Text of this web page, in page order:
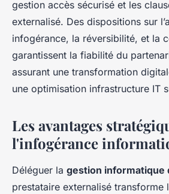
gestion accès sécurisé et les
externalisé. Des dispositions sur
infogérance, la réversibilité, et la
garantissent la fiabilité du
assurant une transformation
une optimisation infrastructure IT
Les avantages
l'infogérance
Déléguer la gestion informatique
prestataire externalisé transforme